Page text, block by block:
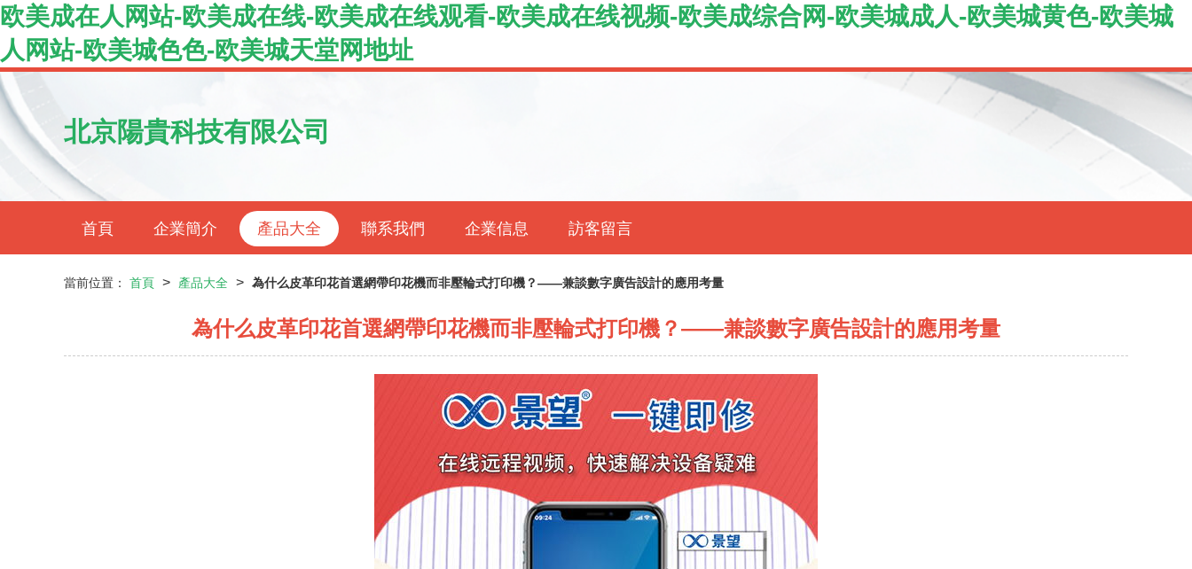
欧美成在人网站-欧美成在线-欧美成在线观看-欧美成在线视频-欧美成综合网-欧美城成人-欧美城黄色-欧美城
人网站-欧美城色色-欧美城天堂网地址
北京陽貴科技有限公司
首頁 企業簡介 產品大全 聯系我們 企業信息 訪客留言
當前位置： 首頁 > 產品大全 > 為什么皮革印花首選網帶印花機而非壓輪式打印機？——兼談數字廣告設計的應用考量
為什么皮革印花首選網帶印花機而非壓輪式打印機？——兼談數字廣告設計的應用考量